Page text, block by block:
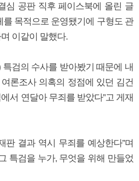
심 공판 직후 페이스북에 올린 글
를 목적으로 운영됐기에 구형도 관
이같이 말했다.
특검의 수사를 받아봤기 때문에 내
여론조사 의혹의 정점에 있던 김건
서 연달아 무죄를 받았다”고 게재
판 결과 역시 무죄를 예상한다”며
특검을 누가, 무엇을 위해 만들었